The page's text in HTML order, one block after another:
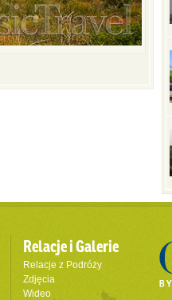
Relacje i Galerie
Relacje z Podróży
Zdjęcia
Wideo